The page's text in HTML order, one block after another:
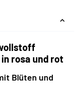
rosa und rot
Blüten und